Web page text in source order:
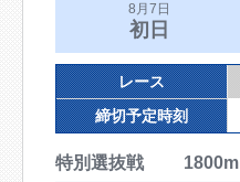
8月7日
初日
レース
締切予定時刻
特別選抜戦 1800m